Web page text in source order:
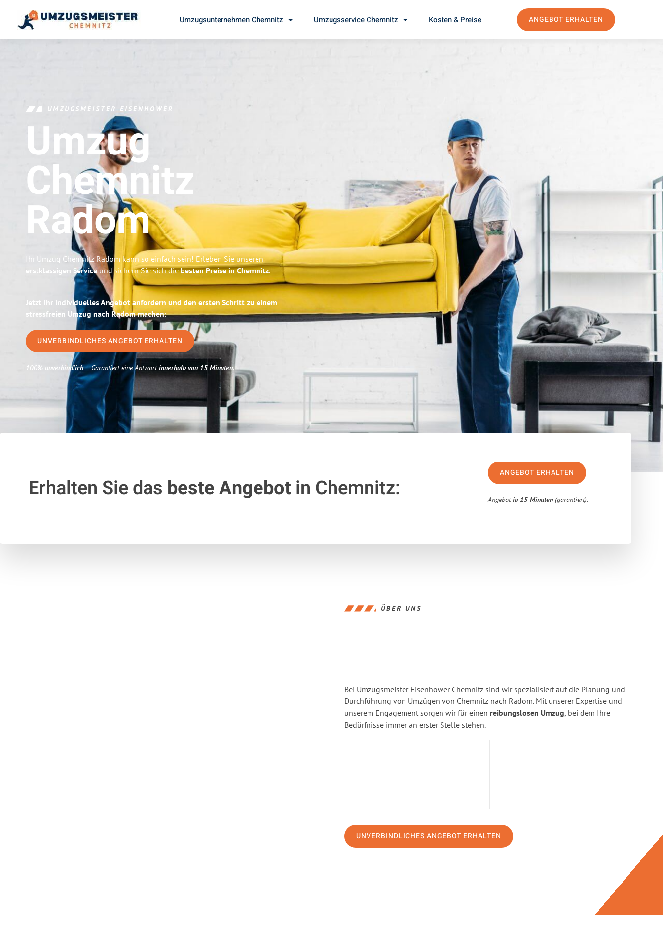
Umzugsunternehmen Chemnitz Umzugsservice Chemnitz Kosten & Preise ANGEBOT ERHALTEN
UMZUGSMEISTER EISENHOWER
Umzug
Chemnitz
Radom
Ihr Umzug Chemnitz Radom kann so einfach sein! Erleben Sie unseren
erstklassigen Serviceund sichern Sie sich diebesten Preise in Chemnitz.
Jetzt Ihr individuelles Angebot anfordern und den ersten Schritt zu einem
stressfreien Umzug nach Radom machen:
UNVERBINDLICHES ANGEBOT ERHALTEN
100% unverbindlich– Garantiert eine Antwortinnerhalb von 15 Minuten.
Erhalten Sie das beste Angebotin Chemnitz:
ANGEBOT ERHALTEN
Angebotin 15 Minuten (garantiert).
ÜBER UNS
Bei Umzugsmeister Eisenhower Chemnitz sind wir spezialisiert auf die Planung und
Durchführung von Umzügen von Chemnitz nach Radom. Mit unserer Expertise und
unserem Engagement sorgen wir für einen reibungslosen Umzug, bei dem Ihre
Bedürfnisse immer an erster Stelle stehen.
UNVERBINDLICHES ANGEBOT ERHALTEN